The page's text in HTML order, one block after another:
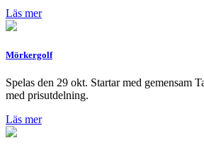
Läs mer
Mörkergolf
Spelas den 29 okt. Startar med gemensam
med prisutdelning.
Läs mer